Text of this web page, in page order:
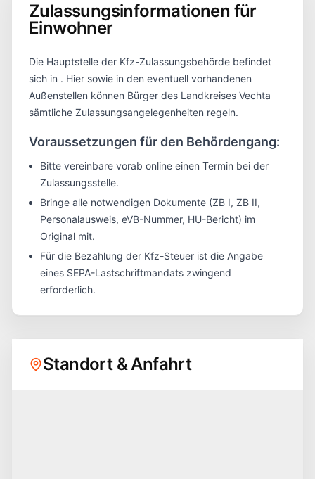
Zulassungsinformationen für
Einwohner
Die Hauptstelle der Kfz-Zulassungsbehörde befindet
sich in . Hier sowie in den eventuell vorhandenen
Außenstellen können Bürger des Landkreises Vechta
sämtliche Zulassungsangelegenheiten regeln.
Voraussetzungen für den Behördengang:
Bitte vereinbare vorab online einen Termin bei der
Zulassungsstelle.
Bringe alle notwendigen Dokumente (ZB I, ZB II,
Personalausweis, eVB-Nummer, HU-Bericht) im
Original mit.
Für die Bezahlung der Kfz-Steuer ist die Angabe
eines SEPA-Lastschriftmandats zwingend
erforderlich.
Standort & Anfahrt